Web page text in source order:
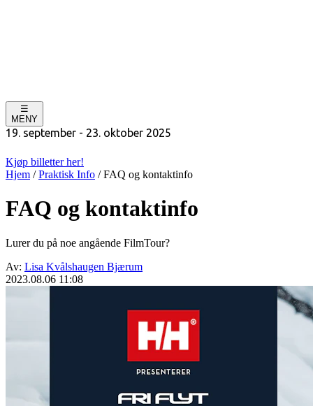
☰
MENY
19. september - 23. oktober 2025
Kjøp billetter her!
Hjem /Praktisk Info /FAQ og kontaktinfo
FAQ og kontaktinfo
Lurer du på noe angående FilmTour?
Av: Lisa Kvålshaugen Bjærum
2023.08.06 11:08